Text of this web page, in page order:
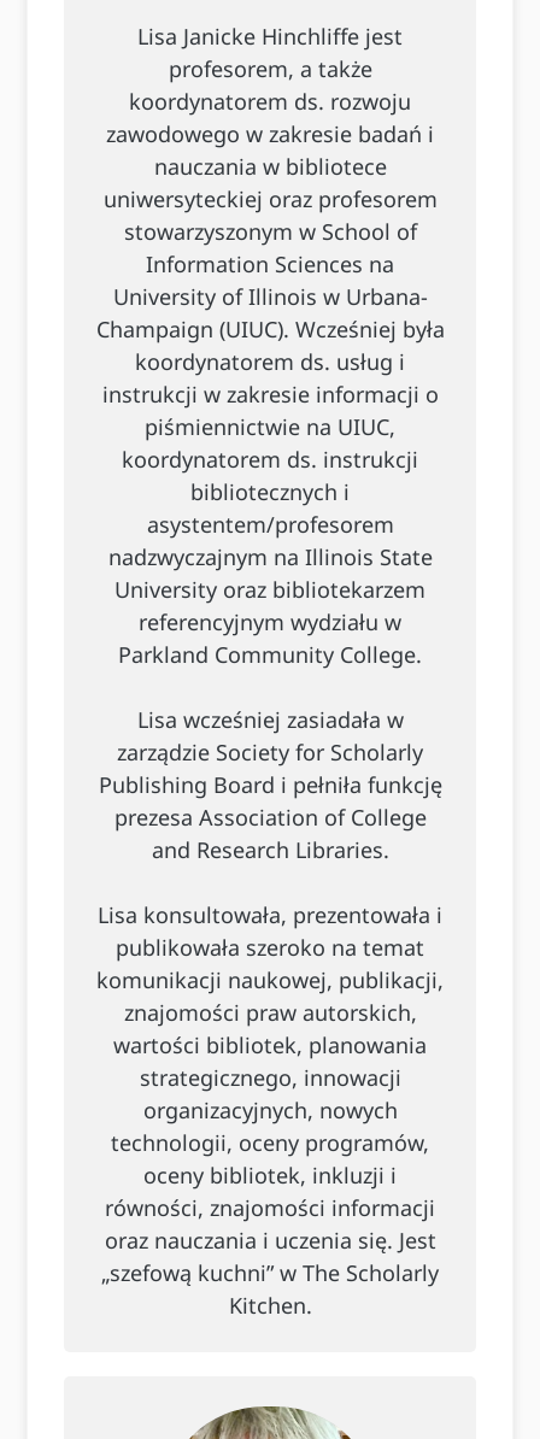
Lisa Janicke Hinchliffe jest
profesorem, a także
koordynatorem ds. rozwoju
zawodowego w zakresie badań i
nauczania w bibliotece
uniwersyteckiej oraz profesorem
stowarzyszonym w School of
Information Sciences na
University of Illinois w Urbana-
Champaign (UIUC). Wcześniej była
koordynatorem ds. usług i
instrukcji w zakresie informacji o
piśmiennictwie na UIUC,
koordynatorem ds. instrukcji
bibliotecznych i
asystentem/profesorem
nadzwyczajnym na Illinois State
University oraz bibliotekarzem
referencyjnym wydziału w
Parkland Community College.
Lisa wcześniej zasiadała w
zarządzie Society for Scholarly
Publishing Board i pełniła funkcję
prezesa Association of College
and Research Libraries.
Lisa konsultowała, prezentowała i
publikowała szeroko na temat
komunikacji naukowej, publikacji,
znajomości praw autorskich,
wartości bibliotek, planowania
strategicznego, innowacji
organizacyjnych, nowych
technologii, oceny programów,
oceny bibliotek, inkluzji i
równości, znajomości informacji
oraz nauczania i uczenia się. Jest
„szefową kuchni” w The Scholarly
Kitchen.